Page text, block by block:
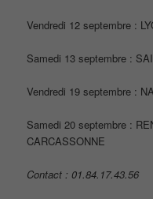
Vendredi 12 septembre :
Samedi 13 septembre :
Vendredi 19 septembre :
Samedi 20 septembre :
CARCASSONNE
Contact : 01.84.17.43.56